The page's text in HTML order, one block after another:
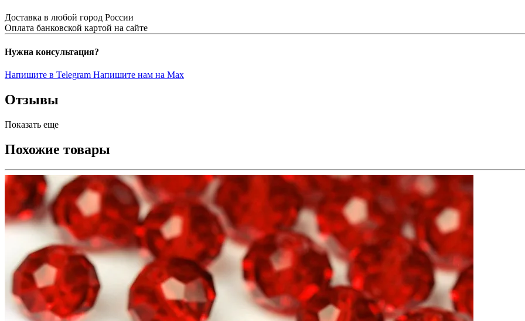
Доставка в любой город России
Оплата банковской картой на сайте
Нужна консультация?
Напишите в Telegram Напишите нам на Max
Отзывы
Показать еще
Похожие товары